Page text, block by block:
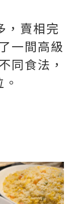
，賣相完
一間高級
同食法，